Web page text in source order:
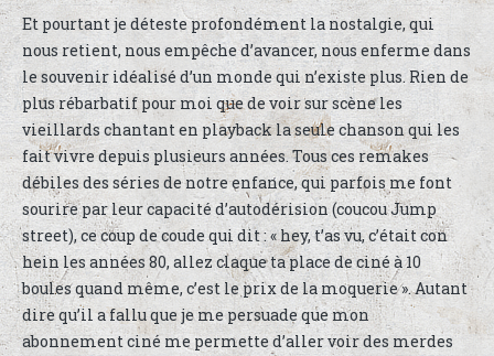
Et pourtant je déteste profondément la nostalgie, qui
nous retient, nous empêche d’avancer, nous enferme dans
le souvenir idéalisé d’un monde qui n’existe plus. Rien de
plus rébarbatif pour moi que de voir sur scène les
vieillards chantant en playback la seule chanson qui les
fait vivre depuis plusieurs années. Tous ces remakes
débiles des séries de notre enfance, qui parfois me font
sourire par leur capacité d’autodérision (coucou Jump
street), ce coup de coude qui dit : « hey, t’as vu, c’était con
hein les années 80, allez claque ta place de ciné à 10
boules quand même, c’est le prix de la moquerie ». Autant
dire qu’il a fallu que je me persuade que mon
abonnement ciné me permette d’aller voir des merdes